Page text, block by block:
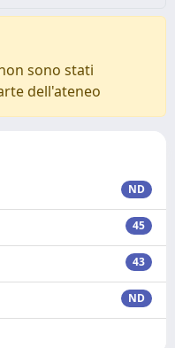
sono stati
dell'ateneo
ND
45
43
ND